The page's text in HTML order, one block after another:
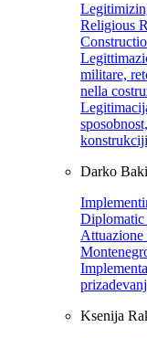
Religious
militare,
nella
Darko
Attuazione
Ksenija